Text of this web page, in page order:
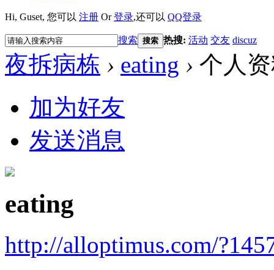
Hi, Guset, 您可以 注册 Or登录,还可以 QQ登录
搜索 搜索 热搜: 活动 交友 discuz
夜拆病栋 › eating › 个人
加为好友
发送消息
eating
http://alloptimus.com/